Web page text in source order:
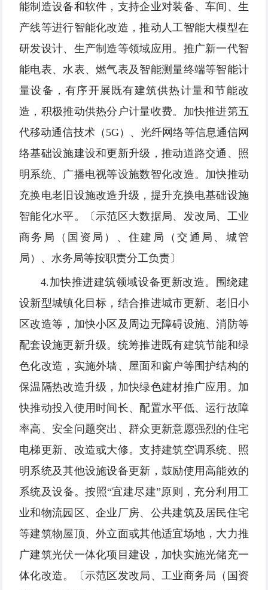
能制造设备和软件，支持企业对装备、车间、生
产线等进行智能化改造，推动人工智能大模型在
研发设计、生产制造等领域应用。推广新一代智
能电表、水表、燃气表及智能测量终端等智能计
量设备，有序开展既有建筑供热计量和节能改
造，积极推动供热分户计量收费。加快推进第五
代移动通信技术（5G）、光纤网络等信息通信网
络基础设施建设和更新升级，推动道路交通、照
明系统、广播电视等设施数智化改造。加快推动
充换电老旧设施改造升级，提升充换电基础设施
智能化水平。〔示范区大数据局、发改局、工业
商务局（国资局）、住建局（交通局、城管
局）、水务局等按职责分工负责〕
4.加快推进建筑领域设备更新改造。围绕建
设新型城镇化目标，结合推进城市更新、老旧小
区改造等，加快小区及周边无障碍设施、消防等
配套设施更新升级。统筹推进既有建筑节能和绿
色化改造，实施外墙、屋面和窗户等围护结构的
保温隔热改造升级，加快绿色建材推广应用。加
快推动投入使用时间长、配置水平低、运行故障
率高、安全问题突出、群众更新意愿强烈的住宅
电梯更新、改造或大修。支持建筑空调系统、照
明系统及其他设施设备更新，鼓励使用高能效的
系统及设备。按照“宜建尽建”原则，充分利用工
业和物流园区、企业厂房、公共建筑及居民住宅
等建筑物屋顶、外立面或其他适宜场地，大力推
广建筑光伏一体化项目建设，加快实施光储充一
体化改造。〔示范区发改局、工业商务局（国资